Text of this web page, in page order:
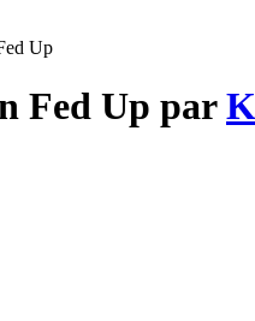
Up
Fed Up par